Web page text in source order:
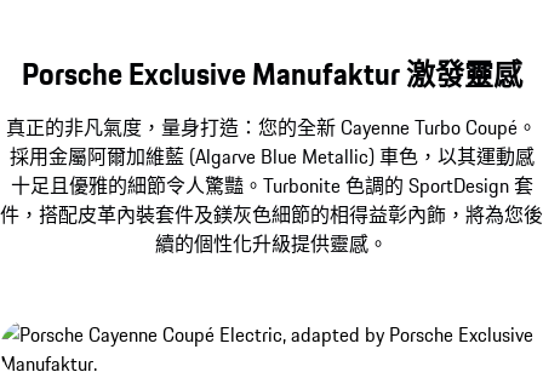
Porsche Exclusive Manufaktur 激發靈感
真正的非凡氣度，量身打造：您的全新 Cayenne Turbo Coupé。
採用金屬阿爾加維藍 (Algarve Blue Metallic) 車色，以其運動感
十足且優雅的細節令人驚豔。Turbonite 色調的 SportDesign 套
件，搭配皮革內裝套件及鎂灰色​細節的相得益彰內飾，將為您後
續的個性化升級提供靈感。